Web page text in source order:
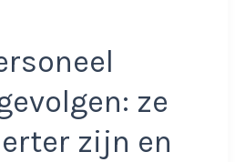
ze
zijn en